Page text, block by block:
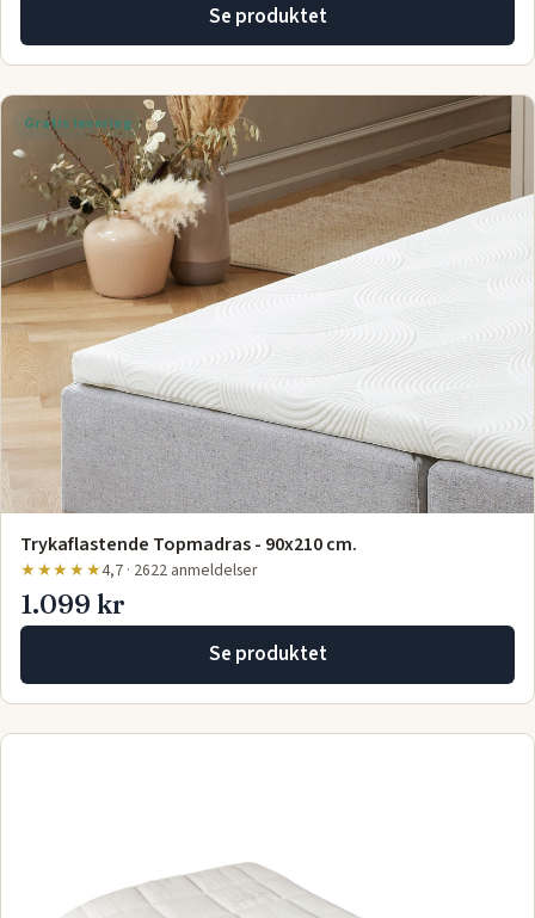
Se produktet
Gratis levering
Trykaflastende Topmadras - 90x210 cm.
★★★★★4,7 · 2622 anmeldelser
1.099 kr
Se produktet